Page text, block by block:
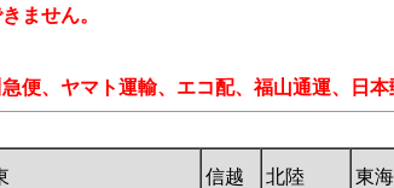
ません。
便、ヤマト運輸、エコ配、福山通運、日本
信越 北陸 東海